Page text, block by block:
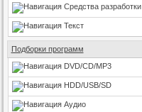
Средства разработки
Текст
Подборки программ
DVD/CD/MP3
HDD/USB/SD
Аудио